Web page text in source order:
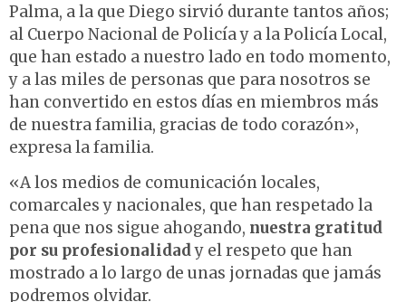
Palma, a la que Diego sirvió durante tantos años;
al Cuerpo Nacional de Policía y a la Policía Local,
que han estado a nuestro lado en todo momento,
y a las miles de personas que para nosotros se
han convertido en estos días en miembros más
de nuestra familia, gracias de todo corazón»,
expresa la familia.
«A los medios de comunicación locales,
comarcales y nacionales, que han respetado la
pena que nos sigue ahogando, nuestra gratitud
por su profesionalidady el respeto que han
mostrado a lo largo de unas jornadas que jamás
podremos olvidar.